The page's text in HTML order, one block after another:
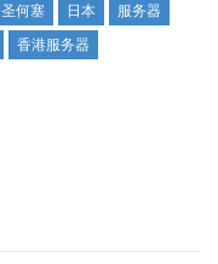
圣何塞 日本
服务器
香港服务器